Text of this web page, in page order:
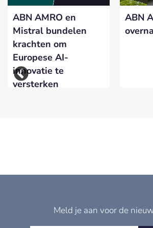
ABN AMRO en
Mistral bundelen
krachten om
Europese AI-
innovatie te
versterken
ABN
Meld je aan voor de